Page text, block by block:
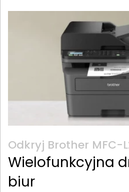
Odkryj Brother MFC-
Wielofunkcyjna
biur